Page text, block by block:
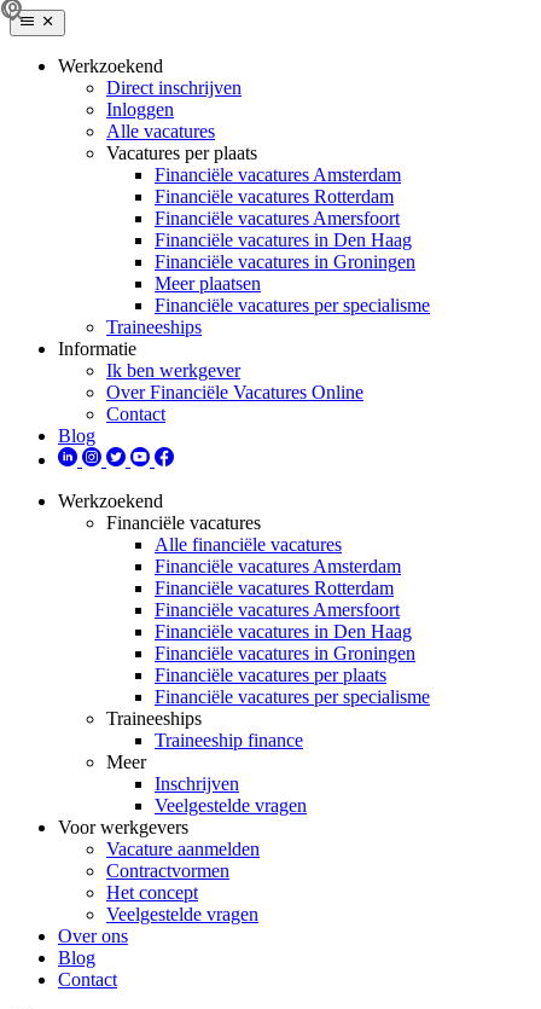
Werkzoekend
Direct inschrijven
Inloggen
Alle vacatures
Vacatures per plaats
Financiële vacatures Amsterdam
Financiële vacatures Rotterdam
Financiële vacatures Amersfoort
Financiële vacatures in Den Haag
Financiële vacatures in Groningen
Meer plaatsen
Financiële vacatures per specialisme
Traineeships
Informatie
Ik ben werkgever
Over Financiële Vacatures Online
Contact
Blog
Werkzoekend
Financiële vacatures
Alle financiële vacatures
Financiële vacatures Amsterdam
Financiële vacatures Rotterdam
Financiële vacatures Amersfoort
Financiële vacatures in Den Haag
Financiële vacatures in Groningen
Financiële vacatures per plaats
Financiële vacatures per specialisme
Traineeships
Traineeship finance
Meer
Inschrijven
Veelgestelde vragen
Voor werkgevers
Vacature aanmelden
Contractvormen
Het concept
Veelgestelde vragen
Over ons
Blog
Contact